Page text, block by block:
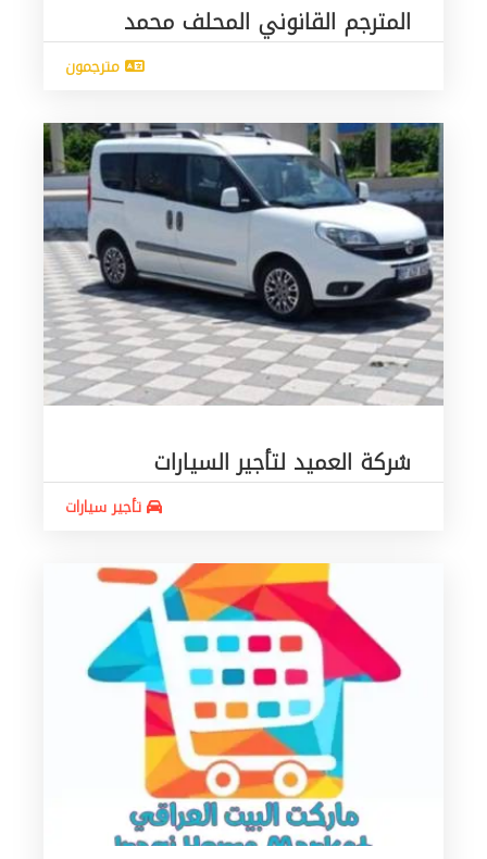
المترجم القانوني المحلف محمد
مترجمون
شركة العميد لتأجير السيارات
تأجير سيارات